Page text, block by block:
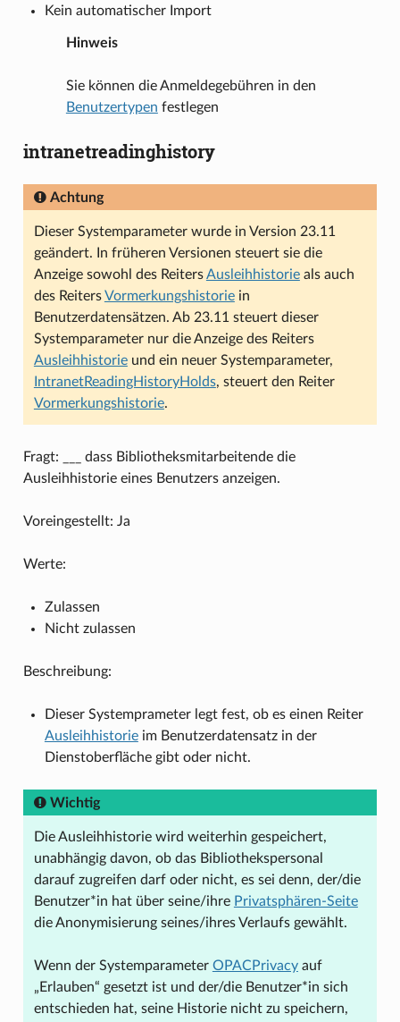
Kein automatischer Import
Hinweis
Sie können die Anmeldegebühren in den
Benutzertypen festlegen
intranetreadinghistory
Achtung
Dieser Systemparameter wurde in Version 23.11
geändert. In früheren Versionen steuert sie die
Anzeige sowohl des ReitersAusleihhistorieals auch
des ReitersVormerkungshistoriein
Benutzerdatensätzen. Ab 23.11 steuert dieser
Systemparameter nur die Anzeige des Reiters
Ausleihhistorieund ein neuer Systemparameter,
IntranetReadingHistoryHolds, steuert den Reiter
Vormerkungshistorie.
Fragt: ___ dass Bibliotheksmitarbeitende die
Ausleihhistorie eines Benutzers anzeigen.
Voreingestellt: Ja
Werte:
Zulassen
Nicht zulassen
Beschreibung:
Dieser Systemprameter legt fest, ob es einen Reiter
Ausleihhistorieim Benutzerdatensatz in der
Dienstoberfläche gibt oder nicht.
Wichtig
Die Ausleihhistorie wird weiterhin gespeichert,
unabhängig davon, ob das Bibliothekspersonal
darauf zugreifen darf oder nicht, es sei denn, der/die
Benutzer*in hat über seine/ihre Privatsphären-Seite
die Anonymisierung seines/ihres Verlaufs gewählt.
Wenn der Systemparameter OPACPrivacyauf
„Erlauben“ gesetzt ist und der/die Benutzer*in sich
entschieden hat, seine Historie nicht zu speichern,